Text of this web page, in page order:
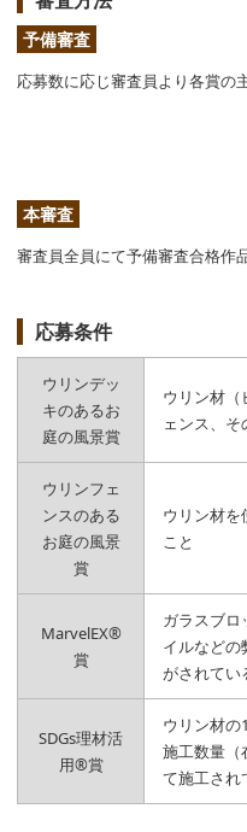
予備審査
応募数に応じ審査員より各賞の
本審査
審査員全員にて予備審査合格作
応募条件
ウリンデッ
キのあるお
庭の風景賞
ウリン材（
ェンス、
ウリンフェ
ンスのある
お庭の風景
賞
ウリン材を
こと
MarvelEX®
賞
ガラスブロ
イルなどの
がされてい
SDGs理材活
用®賞
ウリン材の
施工数量（
て施工され